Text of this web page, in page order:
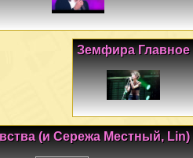
Земфира Главное
(и Сережа Местный, Lin)